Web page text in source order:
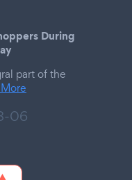
During
part of the
06